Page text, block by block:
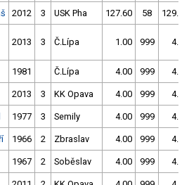
2012 3 USK Pha 127.60 58 129.00
2013 3 Č.Lípa 1.00 999 4.00
1981 Č.Lípa 4.00 999 4.00
2013 3 KK Opava 4.00 999 4.00
1977 3 Semily 4.00 999 4.00
1966 2 Zbraslav 4.00 999 4.00
1967 2 Soběslav 4.00 999 4.00